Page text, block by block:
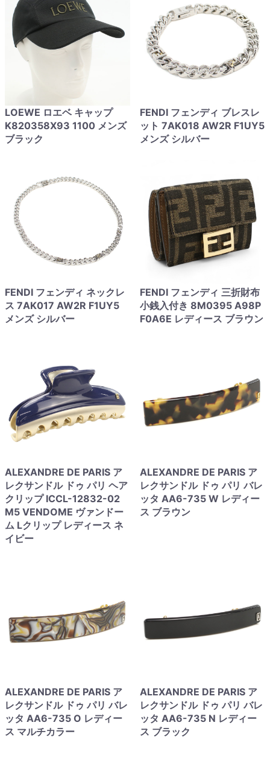
LOEWE ロエベ キャップ
K820358X93 1100 メンズ
ブラック
FENDI フェンディ ブレスレ
ット 7AK018 AW2R F1UY5
メンズ シルバー
FENDI フェンディ ネックレ
ス 7AK017 AW2R F1UY5
メンズ シルバー
FENDI フェンディ 三折財布
小銭入付き 8M0395 A98P
F0A6E レディース ブラウン
ALEXANDRE DE PARIS ア
レクサンドル ドゥ パリ ヘア
クリップ ICCL-12832-02
M5 VENDOME ヴァンドー
ム Lクリップ レディース ネ
イビー
ALEXANDRE DE PARIS ア
レクサンドル ドゥ パリ バレ
ッタ AA6-735 W レディー
ス ブラウン
ALEXANDRE DE PARIS ア
レクサンドル ドゥ パリ バレ
ッタ AA6-735 O レディー
ス マルチカラー
ALEXANDRE DE PARIS ア
レクサンドル ドゥ パリ バレ
ッタ AA6-735 N レディー
ス ブラック